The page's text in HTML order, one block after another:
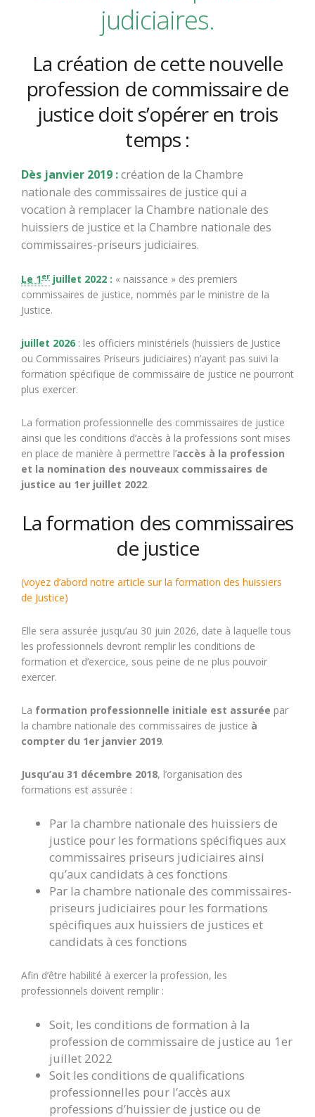
judiciaires.
La création de cette nouvelle
profession de commissaire de
justice doit s’opérer en trois
temps :
Dès janvier 2019 :création de la Chambre
nationale des commissaires de justice qui a
vocation à remplacer la Chambre nationale des
huissiers de justice et la Chambre nationale des
commissaires-priseurs judiciaires.
Le 1er juillet 2022 : « naissance » des premiers
commissaires de justice, nommés par le ministre de la
Justice.
juillet 2026 : les officiers ministériels (huissiers de Justice
ou Commissaires Priseurs judiciaires) n’ayant pas suivi la
formation spécifique de commissaire de justice ne pourront
plus exercer.
La formation professionnelle des commissaires de justice
ainsi que les conditions d’accès à la professions sont mises
en place de manière à permettre l’accès à la profession
et la nomination des nouveaux commissaires de
justice au 1er juillet 2022.
La formation des commissaires
de justice
(voyez d’abord notre article sur la formation des huissiers
de Justice)
Elle sera assurée jusqu’au 30 juin 2026, date à laquelle tous
les professionnels devront remplir les conditions de
formation et d’exercice, sous peine de ne plus pouvoir
exercer.
La formation professionnelle initiale est assurée par
la chambre nationale des commissaires de justice à
compter du 1er janvier 2019.
Jusqu’au 31 décembre 2018, l’organisation des
formations est assurée :
Par la chambre nationale des huissiers de
justice pour les formations spécifiques aux
commissaires priseurs judiciaires ainsi
qu’aux candidats à ces fonctions
Par la chambre nationale des commissaires-
priseurs judiciaires pour les formations
spécifiques aux huissiers de justices et
candidats à ces fonctions
Afin d’être habilité à exercer la profession, les
professionnels doivent remplir :
Soit, les conditions de formation à la
profession de commissaire de justice au 1er
juillet 2022
Soit les conditions de qualifications
professionnelles pour l’accès aux
professions d’huissier de justice ou de